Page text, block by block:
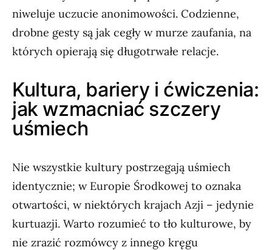
niweluje uczucie anonimowości. Codzienne,
drobne gesty są jak cegły w murze zaufania, na
których opierają się długotrwałe relacje.
Kultura, bariery i ćwiczenia:
jak wzmacniać szczery
uśmiech
Nie wszystkie kultury postrzegają uśmiech
identycznie; w Europie Środkowej to oznaka
otwartości, w niektórych krajach Azji – jedynie
kurtuazji. Warto rozumieć to tło kulturowe, by
nie zrazić rozmówcy z innego kręgu